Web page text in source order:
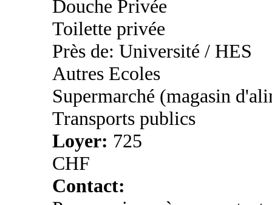
Douche Privée
Toilette privée
Près de: Université / HES
Autres Ecoles
Supermarché (magasin
Transports publics
Loyer: 725
CHF
Contact: